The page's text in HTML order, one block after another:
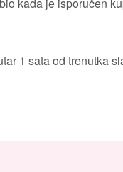
kada je isporučen
1 sata od trenutka